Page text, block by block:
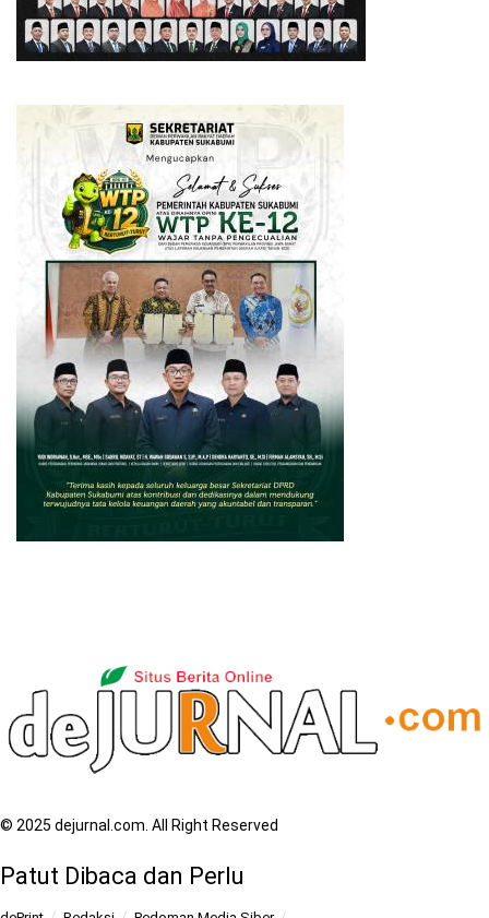
© 2025 dejurnal.com. All Right Reserved
Patut Dibaca dan Perlu